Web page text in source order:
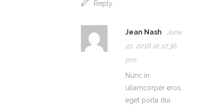
Reply
Jean Nash
June
22, 2018 at 12:36
pm
Nunc in
ullamcorper eros,
eget porta dui.